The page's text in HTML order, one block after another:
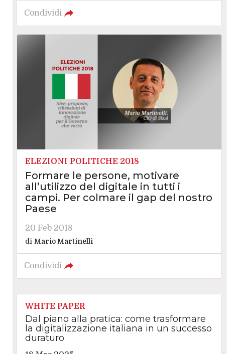
Condividi
ELEZIONI POLITICHE 2018
Formare le persone, motivare
all’utilizzo del digitale in tutti i
campi. Per colmare il gap del nostro
Paese
20 Feb 2018
di Mario Martinelli
Condividi
WHITE PAPER
Dal piano alla pratica: come trasformare
la digitalizzazione italiana in un successo
duraturo